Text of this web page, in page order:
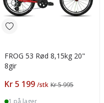
FROG 53 Rød 8,15kg 20"
8gir
Pris
Kr 5 199 /stk Kr 5 995
1 på lager